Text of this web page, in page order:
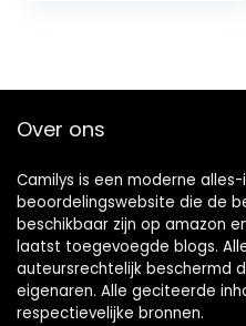
Over ons
Camilys is een moderne
beoordelingswebsite die de
beschikbaar zijn op amazon
laatst toegevoegde blogs.
auteursrechtelijk beschermd
eigenaren. Alle geciteerde
respectievelijke bronnen.